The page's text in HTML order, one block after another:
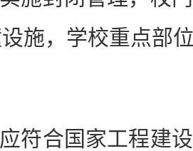
施，学校重点部
合国家工程建设